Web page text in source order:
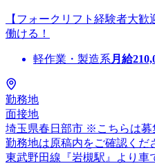
【フォークリフト経験者大
働ける！
軽作業・製造系 月給
勤務地
面接地
埼玉県春日部市 ※こちらは募
勤務地は原稿内をご確認くだ
東武野田線『岩槻駅』より車